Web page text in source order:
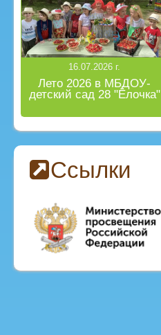
16.07.2026 г.
Лето 2026 в МБДОУ-
детский сад 28 "Ёлочка"
Ссылки